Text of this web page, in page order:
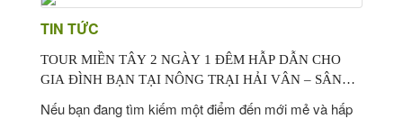
TIN TỨC
TOUR MIỀN TÂY 2 NGÀY 1 ĐÊM HẪP DẪN CHO
GIA ĐÌNH BẠN TẠI NÔNG TRẠI HẢI VÂN – SÂN
Nếu bạn đang tìm kiếm một điểm đến mới mẻ và hấp